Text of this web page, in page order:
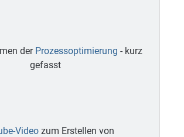
der Prozessoptimierung - kurz
gefasst
Video zum Erstellen von